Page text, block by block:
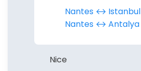
Nantes ↔︎ Istanbul
Nantes ↔︎ Antalya
Nice